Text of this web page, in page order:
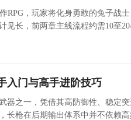
RPG，玩家将化身勇敢的兔子战
见长，前两章主线流程约需10至
入门与高手进阶技巧
器之一，凭借其高防御性、稳定
长枪在后期输出体系中并不依赖